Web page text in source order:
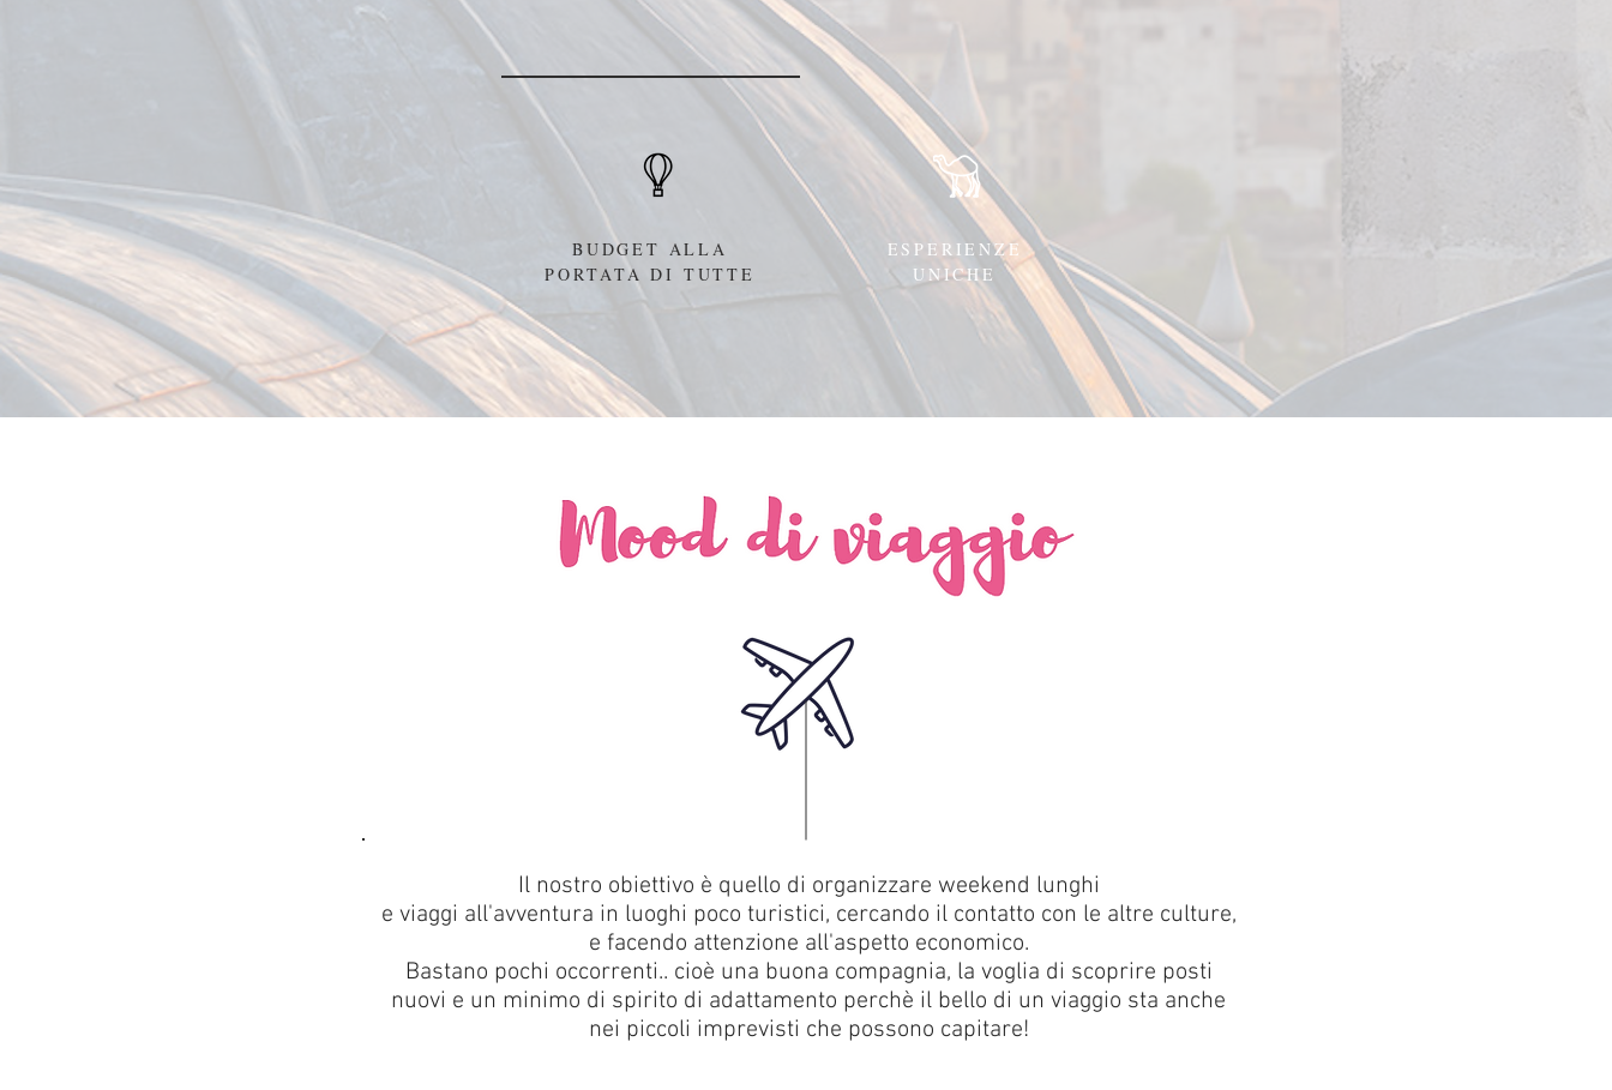
BUDGET ALLA
PORTATA DI TUTTE
ESPERIENZE
UNICHE
Il nostro obiettivo è quello di organizzare weekend lunghi
e viaggi all'avventura in luoghi poco turistici, cercando il contatto con le altre culture,
e facendo attenzione all'aspetto economico.
Bastano pochi occorrenti.. cioè una buona compagnia, la voglia di scoprire posti
nuovi e un minimo di spirito di adattamento perchè il bello di un viaggio sta anche
nei piccoli imprevisti che possono capitare!